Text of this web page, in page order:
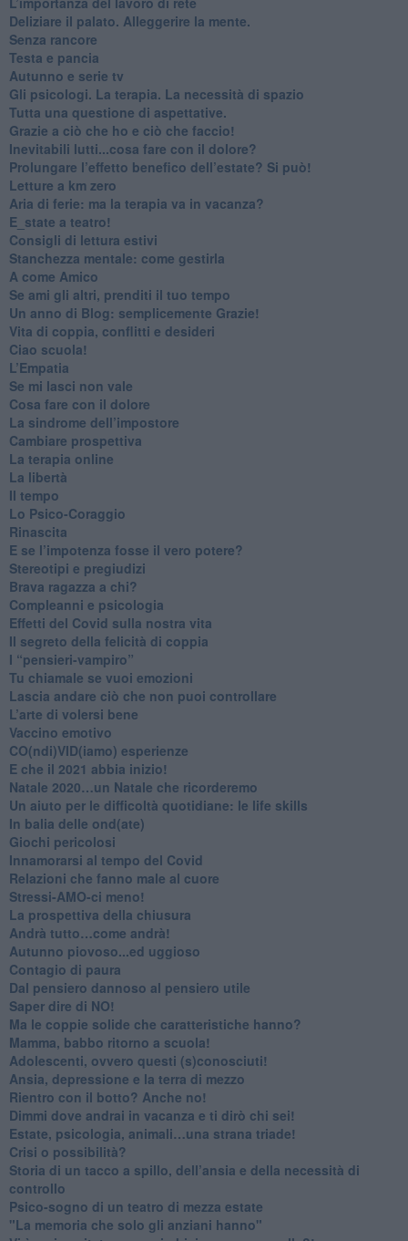
​Deliziare il palato. Alleggerire la mente.
​Senza rancore
​Testa e pancia
​Autunno e serie tv
​Gli psicologi. La terapia. La necessità di spazio
​Tutta una questione di aspettative.
​Grazie a ciò che ho e ciò che faccio!
​Inevitabili lutti...cosa fare con il dolore?
Prolungare l’effetto benefico dell’estate? Si può!
​Letture a km zero
​Aria di ferie: ma la terapia va in vacanza?
​E_state a teatro!
​Consigli di lettura estivi
​Stanchezza mentale: come gestirla
​A come Amico
​Se ami gli altri, prenditi il tuo tempo
​Un anno di Blog: semplicemente Grazie!
​Vita di coppia, conflitti e desideri
​Ciao scuola!
​L’Empatia
​Se mi lasci non vale
Cosa fare con il dolore
​La sindrome dell’impostore
​Cambiare prospettiva
La terapia online
La libertà
​Il tempo
​Lo Psico-Coraggio
Rinascita
​E se l’impotenza fosse il vero potere?
Stereotipi e pregiudizi
​Brava ragazza a chi?
​Compleanni e psicologia
Effetti del Covid sulla nostra vita
Il segreto della felicità di coppia
​I “pensieri-vampiro”
​Tu chiamale se vuoi emozioni
​Lascia andare ciò che non puoi controllare
L’arte di volersi bene
​Vaccino emotivo
CO(ndi)VID(iamo) esperienze
​E che il 2021 abbia inizio!
​Natale 2020…un Natale che ricorderemo
Un aiuto per le difficoltà quotidiane: le life skills
​In balia delle ond(ate)
Giochi pericolosi
Innamorarsi al tempo del Covid
​Relazioni che fanno male al cuore
​Stressi-AMO-ci meno!
​La prospettiva della chiusura
​Andrà tutto…come andrà!
Autunno piovoso...ed uggioso
​Contagio di paura
​Dal pensiero dannoso al pensiero utile
​Saper dire di NO!
​Ma le coppie solide che caratteristiche hanno?
​Mamma, babbo ritorno a scuola!
Adolescenti, ovvero questi (s)conosciuti!
Ansia, depressione e la terra di mezzo
​Rientro con il botto? Anche no!
Dimmi dove andrai in vacanza e ti dirò chi sei!
​Estate, psicologia, animali…una strana triade!
​Crisi o possibilità?
​Storia di un tacco a spillo, dell’ansia e della necessità di
controllo
​Psico-sogno di un teatro di mezza estate
"La memoria che solo gli anziani hanno"